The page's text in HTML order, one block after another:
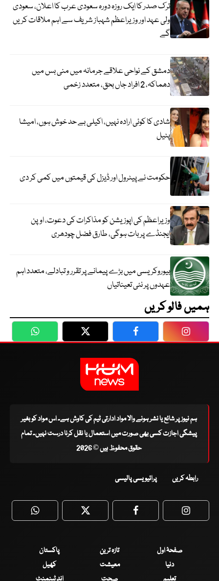
ترک صدر کا ایک روزہ دورہ سعودی عرب کا اعلان، سعودی
ولی عہد اور وزیراعظم شہباز شریف سے اہم ملاقات کریں
گے
دمشق کے نواحی علاقے جرمانہ میں منی بس میں
دھماکہ، 2 افراد جاں بحق، متعدد زخمی
شادی کا کوئی ارادہ نہیں، اکیلی بے حد خوش ہوں، امیشا
پٹیل
حکومت نے پیٹرول اور ڈیزل کی قیمتوں میں کمی کر دی
وزیراعظم کی اپوزیشن کو مذاکرات کی دعوت، اوپن
ایجنڈے پر بات ہوگی، طارق فضل چودھری
بیوروکریسی میں بڑے پیمانے پر تقرر و تبادلے، متعدد اہم
عہدوں پر نئی تعیناتیاں
ہمیں فالو کریں
WhatsApp Twitter Facebook
ہم نیوز پر شائع یا نشر ہونے والا مواد ادارتی ٹیم کی کاوش ہے۔ اس مواد کو بغیر
پیشگی اجازت کسی بھی صورت میں استعمال یا نقل کرنا درست نہیں۔ تمام
حقوق محفوظ ہیں © 2026
رابطہ کریں پرائیویسی پالیسی
WhatsApp Twitter Facebook
صفحۂ اول تازہ ترین
پاکستان
دنیا
معیشت
کھیل